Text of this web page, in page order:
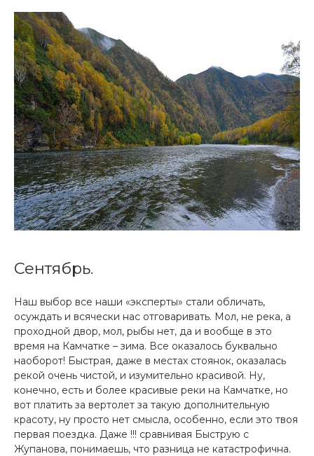
Сентябрь.
Наш выбор все наши «эксперты» стали обличать,
осуждать и всячески нас отговаривать. Мол, не река, а
проходной двор, мол, рыбы нет, да и вообще в это
время на Камчатке – зима. Все оказалось буквально
наоборот! Быстрая, даже в местах стоянок, оказалась
рекой очень чистой, и изумительно красивой. Ну,
конечно, есть и более красивые реки на Камчатке, но
вот платить за вертолет за такую дополнительную
красоту, ну просто нет смысла, особенно, если это твоя
первая поездка. Даже !!! сравнивая Быструю с
Жупанова, понимаешь, что разница не катастрофична.